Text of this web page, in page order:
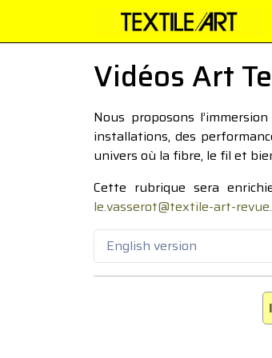
Vidéos Art
Nous proposons
installations, des
univers où la fibre, le fil et
Cette rubrique sera
le.vasserot@textile-art-
English version